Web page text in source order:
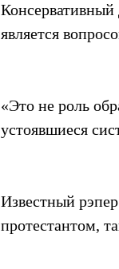
является
«Это не роль
устоявшиеся
Известный
протестантом,